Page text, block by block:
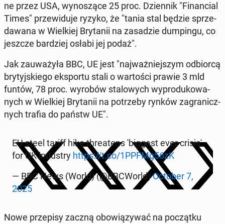
ne przez USA, wy­no­szą­ce 25 proc. Dzien­nik "Fi­nan­cial
Times" prze­wi­du­je ryzyko, że "tania stal będzie sprze­
da­wa­na w Wiel­kiej Bry­ta­nii na za­sa­dzie dum­pin­gu, co
jeszcze bar­dziej osłabi jej podaż".
Jak za­uwa­ży­ła BBC, UE jest "naj­waż­niej­szym od­bior­cą
bry­tyj­skie­go eks­por­tu stali o war­to­ści prawie 3 mld
funtów, 78 proc. wyrobów sta­lo­wych wy­pro­du­ko­wa­
nych w Wiel­kiej Bry­ta­nii na po­trze­by rynków za­gra­nicz­
nych trafia do państw UE".
EU steel tariff hike thre­atens 'big­gest ever crisis'
for UK in­du­stry https://t.co/1PPFMg56zK
— BBC News (World) (@BBCWorld)October 7,
2025
Nowe prze­pi­sy zaczną obo­wią­zy­wać na po­cząt­ku